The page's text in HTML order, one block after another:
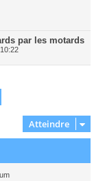
par les motards
Atteindre